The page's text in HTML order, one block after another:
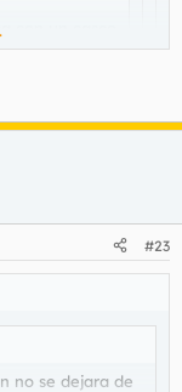
con un casco
el loco este
cuando lo vi
min yo soo
mineralismo.zip
#23
no se dejara de